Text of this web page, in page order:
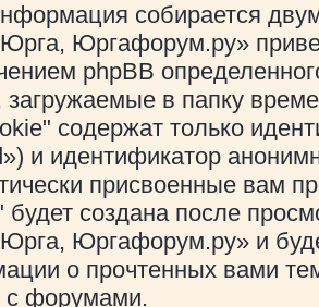
собирается
Юрга, Юргафорум.ру»
phpBB
в папку
содержат только
и идентификатор
присвоенные вам
будет создана после
Юргафорум.ру» и
о прочтенных вами
с форумами.